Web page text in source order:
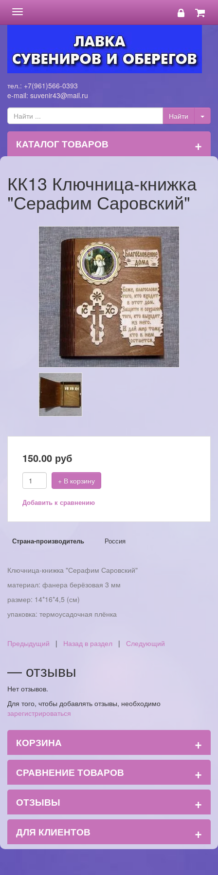
Toggle
navigation
тел.: +7(961)566-0393
e-mail: suvenir43@mail.ru
КАТАЛОГ ТОВАРОВ +
КК13 Ключница-книжка
"Серафим Саровский"
150.00 руб
+ В корзину
Добавить к сравнению
Страна-производитель Россия
Ключница-книжка "Серафим Саровский"
материал: фанера берёзовая 3 мм
размер: 14*16*4,5 (см)
упаковка: термоусадочная плёнка
Предыдущий | Назад в раздел | Следующий
— отзывы
Нет отзывов.
Для того, чтобы добавлять отзывы, необходимо
зарегистрироваться
КОРЗИНА +
СРАВНЕНИЕ ТОВАРОВ +
ОТЗЫВЫ +
ДЛЯ КЛИЕНТОВ +